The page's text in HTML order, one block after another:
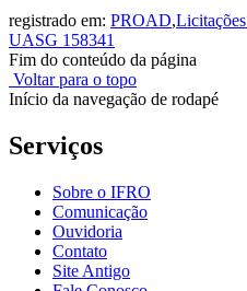
registrado em: PROAD,Licitações
UASG 158341
Fim do conteúdo da página
Voltar para o topo
Início da navegação de rodapé
Serviços
Sobre o IFRO
Comunicação
Ouvidoria
Contato
Site Antigo